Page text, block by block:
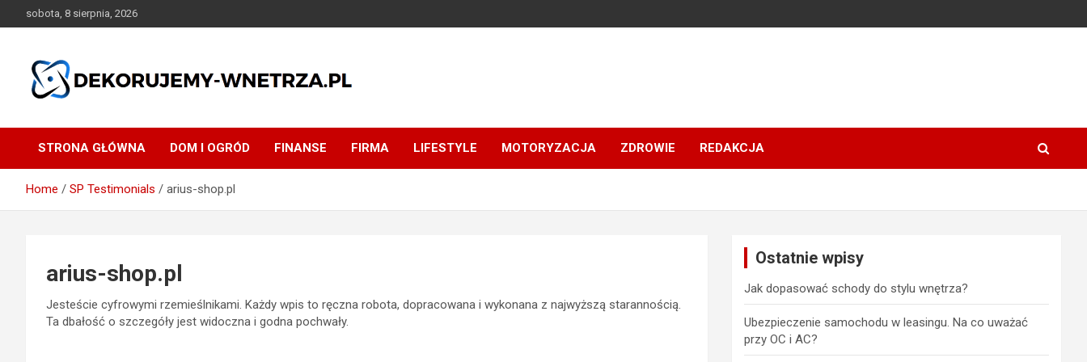
to
sobota, 8 sierpnia, 2026
dekorujemy-wnetrza.pl
STRONA GŁÓWNA DOM I OGRÓD FINANSE FIRMA LIFESTYLE MOTORYZACJA ZDROWIE REDAKCJA
Home SP Testimonials arius-shop.pl
arius-shop.pl
Jesteście cyfrowymi rzemieślnikami. Każdy wpis to ręczna robota, dopracowana i wykonana z najwyższą starannością.
Ta dbałość o szczegóły jest widoczna i godna pochwały.
Ostatnie wpisy
Jak dopasować schody do stylu wnętrza?
Ubezpieczenie samochodu w leasingu. Na co uważać
przy OC i AC?